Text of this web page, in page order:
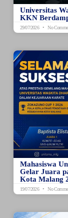
Universitas
KKN
29/07/2026 No
Mahasiswa
Gelar Juara
Kota Malang
19/07/2026 No